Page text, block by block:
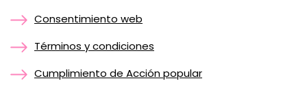
Consentimiento web
Términos y condiciones
Cumplimiento de Acción popular